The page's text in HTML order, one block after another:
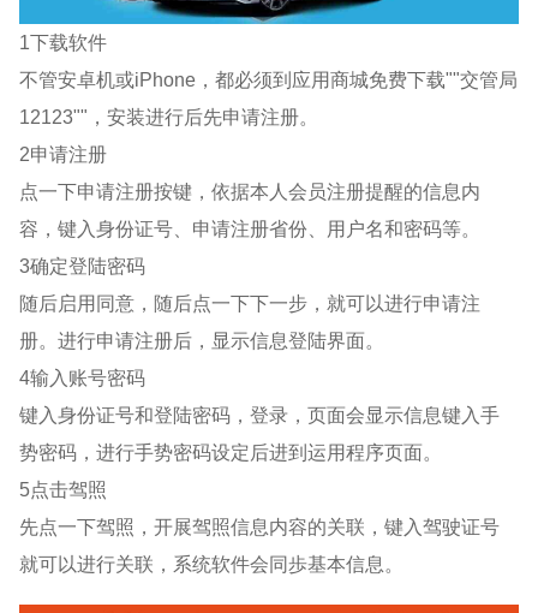
1下载软件
不管安卓机或iPhone，都必须到应用商城免费下载""交管局
12123""，安装进行后先申请注册。
2申请注册
点一下申请注册按键，依据本人会员注册提醒的信息内
容，键入身份证号、申请注册省份、用户名和密码等。
3确定登陆密码
随后启用同意，随后点一下下一步，就可以进行申请注
册。进行申请注册后，显示信息登陆界面。
4输入账号密码
键入身份证号和登陆密码，登录，页面会显示信息键入手
势密码，进行手势密码设定后进到运用程序页面。
5点击驾照
先点一下驾照，开展驾照信息内容的关联，键入驾驶证号
就可以进行关联，系统软件会同歩基本信息。